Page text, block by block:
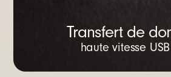
Transfert de
haute vitesse